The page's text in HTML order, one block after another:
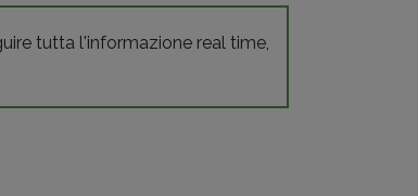
tutta l'informazione real time,